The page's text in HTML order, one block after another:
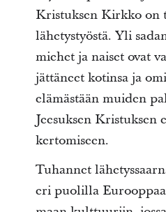
Kristuksen Kirkko on
lähetystyöstä. Yli
miehet ja naiset ovat
jättäneet kotinsa ja
elämästään muiden
Jeesuksen Kristuksen
kertomiseen.
Tuhannet
eri puolilla